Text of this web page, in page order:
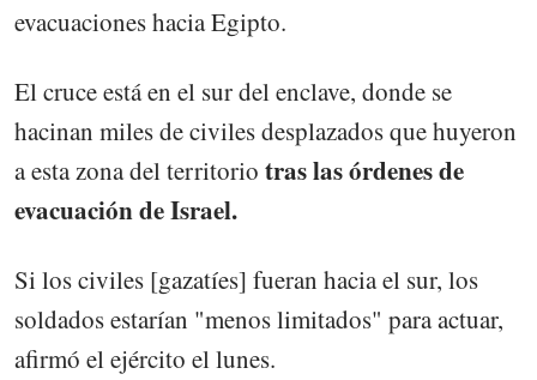
evacuaciones hacia Egipto.
El cruce está en el sur del enclave, donde se
hacinan miles de civiles desplazados que huyeron
a esta zona del territorio tras las órdenes de
evacuación de Israel.
Si los civiles [gazatíes] fueran hacia el sur, los
soldados estarían "menos limitados" para actuar,
afirmó el ejército el lunes.